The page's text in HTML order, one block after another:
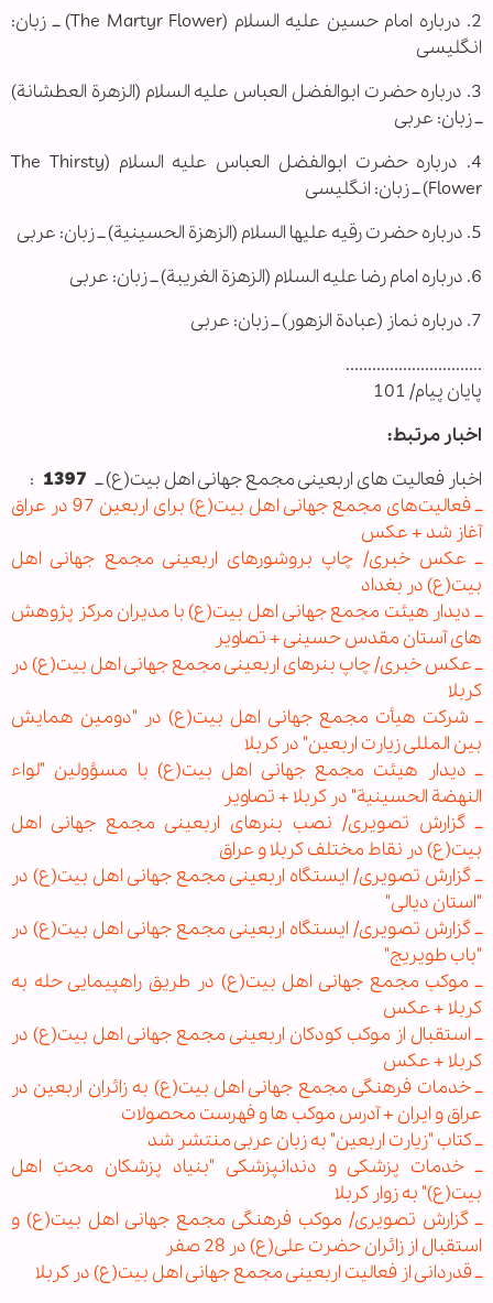
2. درباره امام حسین علیه السلام (The Martyr Flower) ــ زبان:
انگلیسی
3. درباره حضرت ابوالفضل العباس علیه السلام (الزهرة العطشانة)
ــ زبان: عربی
4. درباره حضرت ابوالفضل العباس علیه السلام (The Thirsty
Flower) ــ زبان: انگلیسی
5. درباره حضرت رقیه علیها السلام (الزهزة الحسینیة) ــ زبان: عربی
6. درباره امام رضا علیه السلام (الزهزة الغریبة) ــ زبان: عربی
7. درباره نماز (عبادة الزهور) ــ زبان: عربی
...............................
پایان پیام/ 101
اخبار مرتبط:
اخبار فعالیت های اربعینی مجمع جهانی اهل بیت(ع) ــ 1397
:
ــ فعالیت‌های مجمع جهانی اهل بیت(ع) برای اربعین 97 در عراق
آغاز شد + عکس
ــ عکس خبری/ چاپ بروشورهای اربعینی مجمع جهانی اهل
بیت(ع) در بغداد
ــ دیدار هیئت مجمع جهانی اهل بیت(ع) با مدیران مرکز پژوهش
های آستان مقدس حسینی + تصاویر
ــ عکس خبری/ چاپ بنرهای اربعینی مجمع جهانی اهل بیت(ع) در
کربلا
ــ شرکت هیأت مجمع جهانی اهل بیت(ع) در "دومین همایش
بین المللی زیارت اربعین" در کربلا
ــ دیدار هیئت مجمع جهانی اهل بیت(ع) با مسؤولین "لواء
النهضة الحسینیة" در کربلا + تصاویر
ــ گزارش تصویری/ نصب بنرهای اربعینی مجمع جهانی اهل
بیت(ع) در نقاط مختلف کربلا و عراق
ــ گزارش تصویری/ ایستگاه اربعینی مجمع جهانی اهل بیت(ع) در
"استان دیالی"
ــ گزارش تصویری/ ایستگاه اربعینی مجمع جهانی اهل بیت(ع) در
"باب طویریج"
ــ موکب مجمع جهانی اهل بیت(ع) در طریق راهپیمایی حله به
کربلا + عکس
ــ استقبال از موکب کودکان اربعینی مجمع جهانی اهل بیت(ع) در
کربلا + عکس
ــ خدمات فرهنگی مجمع جهانی اهل بیت(ع) به زائران اربعین در
عراق و ایران + آدرس موکب ها و فهرست محصولات
ــ کتاب "زیارت اربعین" به زبان عربی منتشر شد
ــ خدمات پزشکی و دندانپزشکی "بنیاد پزشکان محبّ اهل
بیت(ع)" به زوار کربلا
ــ گزارش تصویری/ موکب فرهنگی مجمع جهانی اهل بیت(ع) و
استقبال از زائران حضرت علی(ع) در 28 صفر
ــ قدردانی از فعالیت اربعینی مجمع جهانی اهل بیت(ع) در کربلا